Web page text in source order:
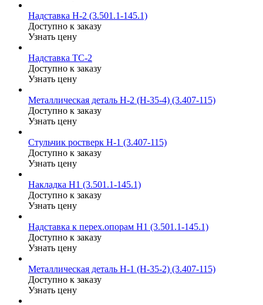
Надставка Н-2 (3.501.1-145.1)
Доступно к заказу
Узнать цену
Надставка ТС-2
Доступно к заказу
Узнать цену
Металлическая деталь Н-2 (Н-35-4) (3.407-115)
Доступно к заказу
Узнать цену
Стульчик ростверк Н-1 (3.407-115)
Доступно к заказу
Узнать цену
Накладка Н1 (3.501.1-145.1)
Доступно к заказу
Узнать цену
Надставка к перех.опорам Н1 (3.501.1-145.1)
Доступно к заказу
Узнать цену
Металлическая деталь Н-1 (Н-35-2) (3.407-115)
Доступно к заказу
Узнать цену